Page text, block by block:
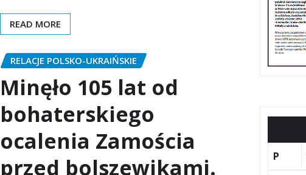
READ MORE
RELACJE POLSKO-UKRAIŃSKIE
Minęło 105 lat od
bohaterskiego
ocalenia Zamościa
przed bolszewikami.
P